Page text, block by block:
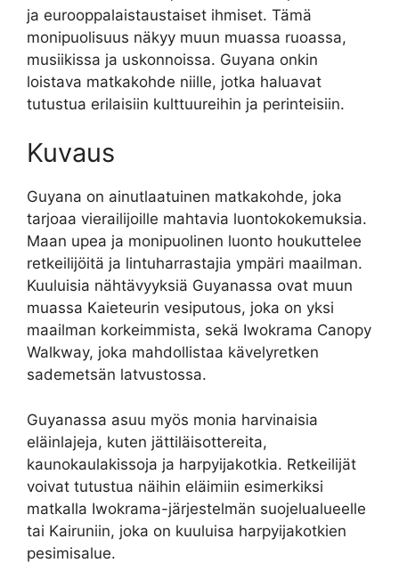
ja eurooppalaistaustaiset ihmiset. Tämä
monipuolisuus näkyy muun muassa ruoassa,
musiikissa ja uskonnoissa. Guyana onkin
loistava matkakohde niille, jotka haluavat
tutustua erilaisiin kulttuureihin ja perinteisiin.
Kuvaus
Guyana on ainutlaatuinen matkakohde, joka
tarjoaa vierailijoille mahtavia luontokokemuksia.
Maan upea ja monipuolinen luonto houkuttelee
retkeilijöitä ja lintuharrastajia ympäri maailman.
Kuuluisia nähtävyyksiä Guyanassa ovat muun
muassa Kaieteurin vesiputous, joka on yksi
maailman korkeimmista, sekä Iwokrama Canopy
Walkway, joka mahdollistaa kävelyretken
sademetsän latvustossa.
Guyanassa asuu myös monia harvinaisia
eläinlajeja, kuten jättiläisottereita,
kaunokaulakissoja ja harpyijakotkia. Retkeilijät
voivat tutustua näihin eläimiin esimerkiksi
matkalla Iwokrama-järjestelmän suojelualueelle
tai Kairuniin, joka on kuuluisa harpyijakotkien
pesimisalue.